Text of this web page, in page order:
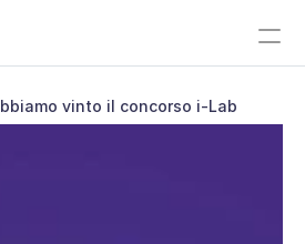
BlogScortex 10 ans Italian
vinto il concorso i-Lab